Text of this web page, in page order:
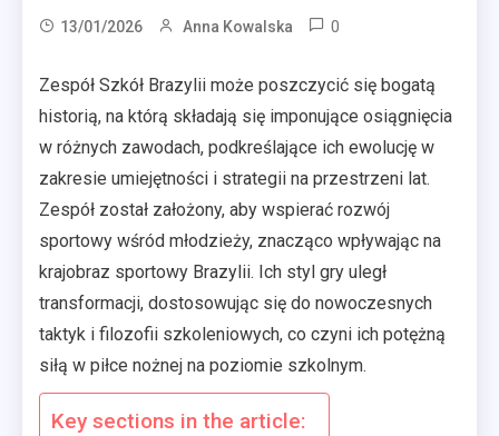
13/01/2026 Anna Kowalska 0
Zespół Szkół Brazylii może poszczycić się bogatą
historią, na którą składają się imponujące osiągnięcia
w różnych zawodach, podkreślające ich ewolucję w
zakresie umiejętności i strategii na przestrzeni lat.
Zespół został założony, aby wspierać rozwój
sportowy wśród młodzieży, znacząco wpływając na
krajobraz sportowy Brazylii. Ich styl gry uległ
transformacji, dostosowując się do nowoczesnych
taktyk i filozofii szkoleniowych, co czyni ich potężną
siłą w piłce nożnej na poziomie szkolnym.
Key sections in the article: